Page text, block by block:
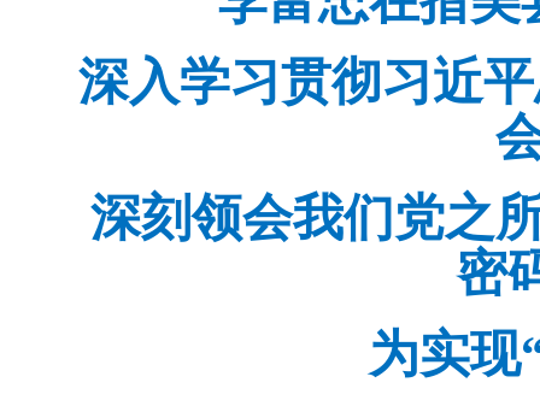
深入学习贯彻习近
深刻领会我们党之
密
为实现